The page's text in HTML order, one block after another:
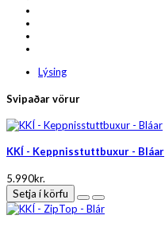
Lýsing
Svipaðar vörur
KKÍ - Keppnisstuttbuxur - Bláar
5.990kr.
Setja í körfu